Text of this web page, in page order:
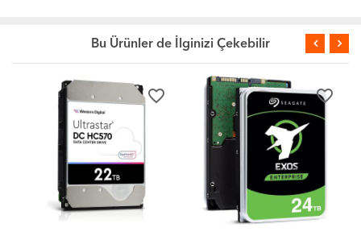
Bu Ürünler de İlginizi Çekebilir
favorite_border favorite_border